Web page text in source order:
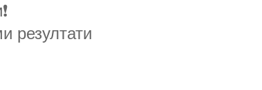
резултати